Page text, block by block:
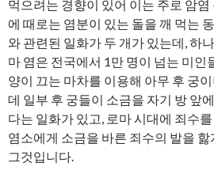
먹으려는 경향이 있어 이는 주로 암
에 때로는 염분이 있는 돌을 깨 먹는
와 관련된 일화가 두 개가 있는데, 하
마 염은 전국에서 1만 명이 넘는 미인
양이 끄는 마차를 이용해 아무 후 궁
데 일부 후 궁들이 소금을 자기 방 앞
다는 일화가 있고, 로마 시대에 죄수
염소에게 소금을 바른 죄수의 발을
그것입니다.